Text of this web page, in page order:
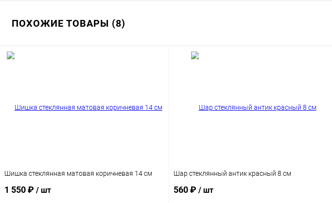
ПОХОЖИЕ ТОВАРЫ (8)
Шишка стеклянная матовая коричневая 14 см
1 550 ₽ / шт
Шар стеклянный антик красный 8 см
560 ₽ / шт